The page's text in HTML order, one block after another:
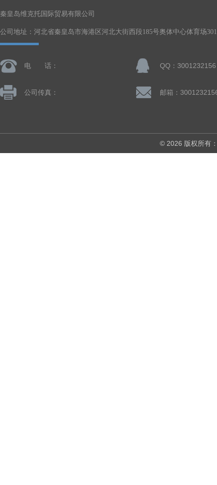
秦皇岛维克托国际贸易有限公司
公司地址：河北省秦皇岛市海港区河北大街西段185号奥体中心体育场
电 话： QQ：3001232156
公司传真： 邮箱：
© 2026 版权所有